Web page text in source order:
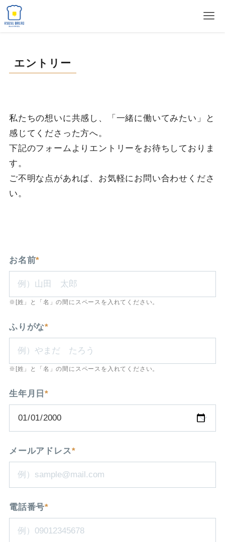
エントリー
私たちの想いに共感し、「一緒に働いてみたい」と
感じてくださった方へ。
下記のフォームよりエントリーをお待ちしておりま
す。
ご不明な点があれば、お気軽にお問い合わせくださ
い。
お名前*
※[姓」と「名」の間にスペースを入れてください。
ふりがな*
※[姓」と「名」の間にスペースを入れてください。
生年月日*
メールアドレス*
電話番号*